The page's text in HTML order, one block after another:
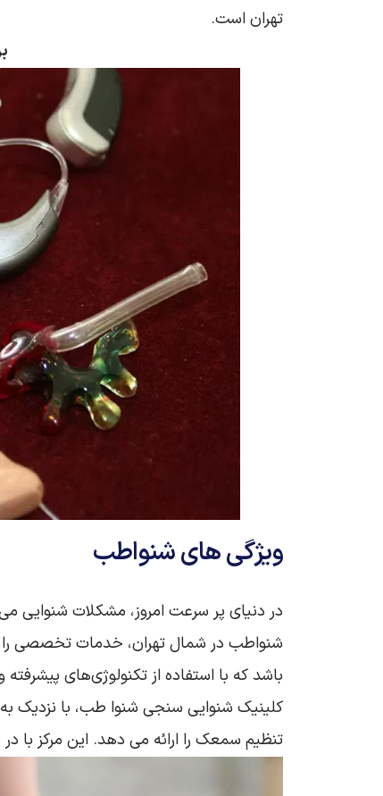
تهران است.
ویژگی های شنواطب
در دنیای پر سرعت امروز، مشکلات شنوایی
شنواطب در شمال تهران، خدمات تخصصی را
باشد که با استفاده از تکنولوژی‌های
کلینیک‌ شنوایی سنجی شنوا طب، با نزدیک
تنظیم سمعک را ارائه می‌ دهد. این مرکز با